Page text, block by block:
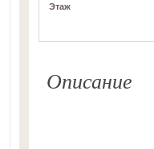
Этаж
Описание